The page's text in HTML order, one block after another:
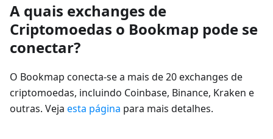
A quais exchanges de
Criptomoedas o Bookmap pode se
conectar?
O Bookmap conecta-se a mais de 20 exchanges de
criptomoedas, incluindo Coinbase, Binance, Kraken e
outras. Veja esta página para mais detalhes.